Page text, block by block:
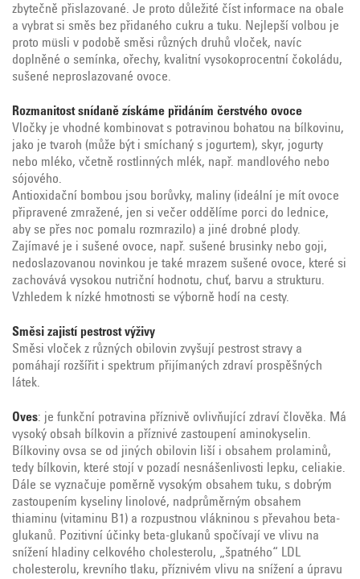
zbytečně přislazované. Je proto důležité číst informace na obale
a vybrat si směs bez přidaného cukru a tuku. Nejlepší volbou je
proto müsli v podobě směsi různých druhů vloček, navíc
doplněné o semínka, ořechy, kvalitní vysokoprocentní čokoládu,
sušené neproslazované ovoce.
Rozmanitost snídaně získáme přidáním čerstvého ovoce
Vločky je vhodné kombinovat s potravinou bohatou na bílkovinu,
jako je tvaroh (může být i smíchaný s jogurtem), skyr, jogurty
nebo mléko, včetně rostlinných mlék, např. mandlového nebo
sójového.
Antioxidační bombou jsou borůvky, maliny (ideální je mít ovoce
připravené zmražené, jen si večer oddělíme porci do lednice,
aby se přes noc pomalu rozmrazilo) a jiné drobné plody.
Zajímavé je i sušené ovoce, např. sušené brusinky nebo goji,
nedoslazovanou novinkou je také mrazem sušené ovoce, které si
zachovává vysokou nutriční hodnotu, chuť, barvu a strukturu.
Vzhledem k nízké hmotnosti se výborně hodí na cesty.
Směsi zajistí pestrost výživy
Směsi vloček z různých obilovin zvyšují pestrost stravy a
pomáhají rozšířit i spektrum přijímaných zdraví prospěšných
látek.
Oves: je funkční potravina příznivě ovlivňující zdraví člověka. Má
vysoký obsah bílkovin a příznivé zastoupení aminokyselin.
Bílkoviny ovsa se od jiných obilovin liší i obsahem prolaminů,
tedy bílkovin, které stojí v pozadí nesnášenlivosti lepku, celiakie.
Dále se vyznačuje poměrně vysokým obsahem tuku, s dobrým
zastoupením kyseliny linolové, nadprůměrným obsahem
thiaminu (vitaminu B1) a rozpustnou vlákninou s převahou beta-
glukanů. Pozitivní účinky beta-glukanů spočívají ve vlivu na
snížení hladiny celkového cholesterolu, „špatného“ LDL
cholesterolu, krevního tlaku, příznivém vlivu na snížení a úpravu